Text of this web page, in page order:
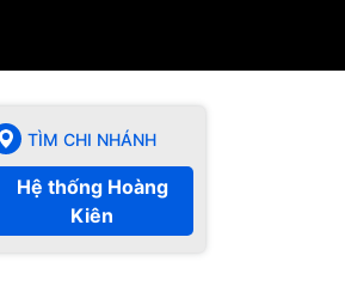
TÌM CHI NHÁNH
Hệ thống Hoàng
Kiên